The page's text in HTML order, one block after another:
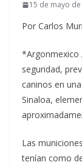
15 de mayo
Por Carlos
*Argonmexico
seguridad,
caninos en
Sinaloa,
Las
tenían como